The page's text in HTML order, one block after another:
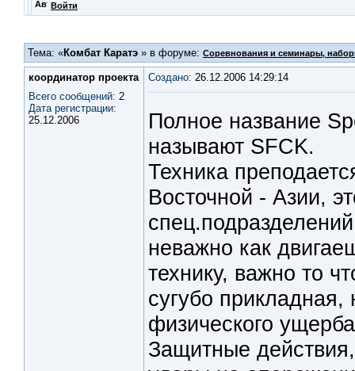
Войти
Тема: «Комбат Каратэ » в форуме: Соревнования и семинары,
координатор проекта
Всего сообщений: 2
Дата регистрации:
25.12.2006
Создано: 26.12.2006 14:29:14
Полное название
называют SFCK.
Техника
Восточной - Азии,
неважно как
технику, важно то
сугубо
физического
Защитные